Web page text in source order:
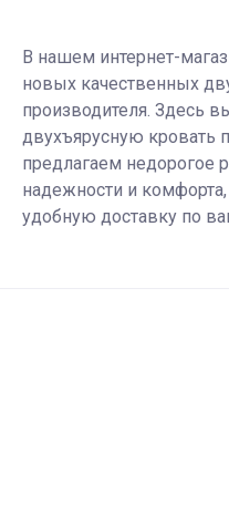
В нашем интернет-
новых качественных
производителя. Здесь
двухъярусную
предлагаем недорогое
надежности и
удобную доставку по